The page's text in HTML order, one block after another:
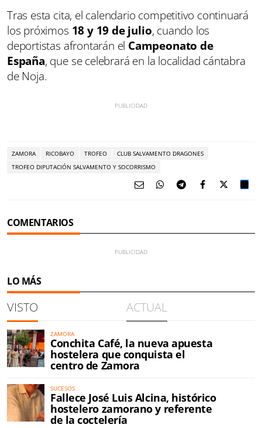
Tras esta cita, el calendario competitivo continuará
los próximos 18 y 19 de julio, cuando los
deportistas afrontarán el Campeonato de
España, que se celebrará en la localidad cántabra
de Noja.
ZAMORA RICOBAYO TROFEO
CLUB SALVAMENTO DRAGONES
TROFEO DIPUTACIÓN SALVAMENTO Y SOCORRISMO
COMENTARIOS
LO MÁS
VISTO ACTUAL
ZAMORA
Conchita Café, la nueva apuesta
hostelera que conquista el
centro de Zamora
SUCESOS
Fallece José Luis Alcina, histórico
hostelero zamorano y referente
de la coctelería